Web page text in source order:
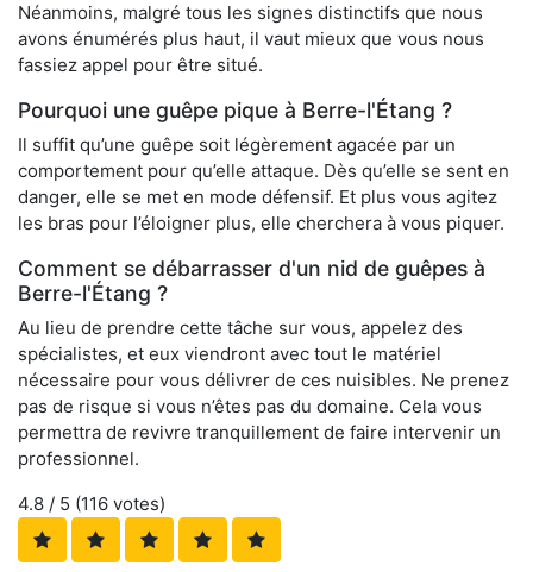
Néanmoins, malgré tous les signes distinctifs que nous
avons énumérés plus haut, il vaut mieux que vous nous
fassiez appel pour être situé.
Pourquoi une guêpe pique à Berre-l'Étang ?
Il suffit qu’une guêpe soit légèrement agacée par un
comportement pour qu’elle attaque. Dès qu’elle se sent en
danger, elle se met en mode défensif. Et plus vous agitez
les bras pour l’éloigner plus, elle cherchera à vous piquer.
Comment se débarrasser d'un nid de guêpes à
Berre-l'Étang ?
Au lieu de prendre cette tâche sur vous, appelez des
spécialistes, et eux viendront avec tout le matériel
nécessaire pour vous délivrer de ces nuisibles. Ne prenez
pas de risque si vous n’êtes pas du domaine. Cela vous
permettra de revivre tranquillement de faire intervenir un
professionnel.
4.8 / 5 (116 votes)